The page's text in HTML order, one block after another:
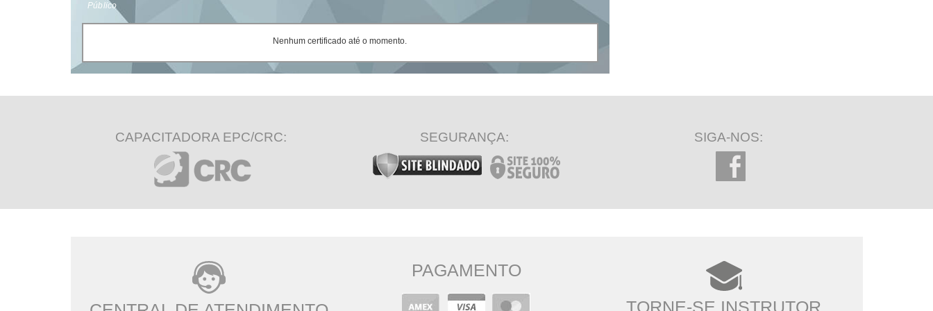
Público
Nenhum certificado até o momento.
CAPACITADORA EPC/CRC: SEGURANÇA: SIGA-NOS:
PAGAMENTO
TORNE-SE INSTRUTOR